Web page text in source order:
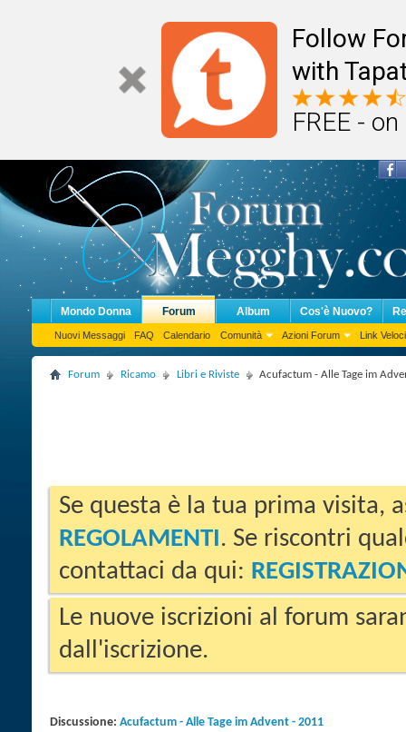
Follow
with
FREE -
Mondo Donna Forum
Nuovi Messaggi FAQ Calendario Comunità Azioni Forum Link Veloci
Album Cos'è Nuovo?
Forum Ricamo Libri e Riviste Acufactum - Alle Tage im
Se questa è la tua prima visita,
REGOLAMENTI. Se riscontri
contattaci da qui:
Le nuove iscrizioni al forum
dall'iscrizione.
Discussione: Acufactum - Alle Tage im Advent - 2011